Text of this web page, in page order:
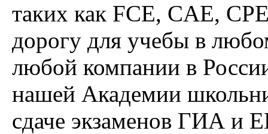
таких как FCE, CAE,
дорогу для учебы в
любой компании в
нашей Академии
сдаче экзаменов ГИА и